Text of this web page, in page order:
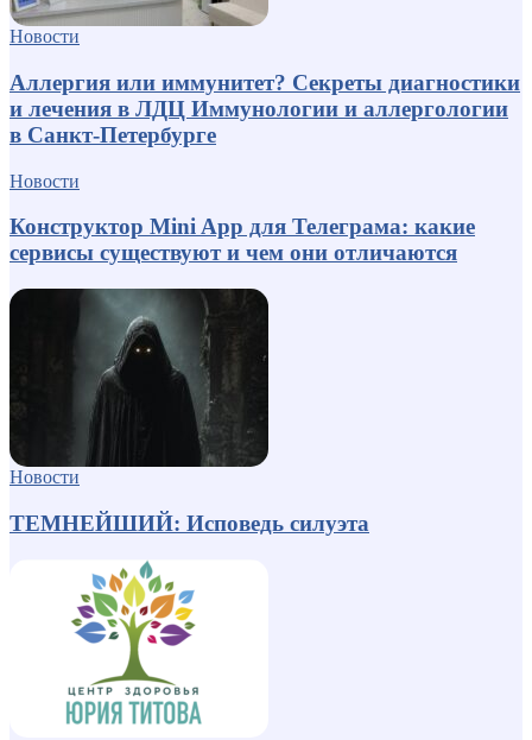
Новости
Аллергия или иммунитет? Секреты диагностики
и лечения в ЛДЦ Иммунологии и аллергологии
в Санкт-Петербурге
Новости
Конструктор Mini App для Телеграма: какие
сервисы существуют и чем они отличаются
Новости
ТЕМНЕЙШИЙ: Исповедь силуэта